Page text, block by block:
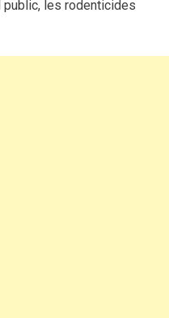
public, les rodenticides